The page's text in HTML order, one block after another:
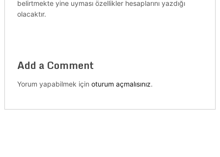
belirtmekte yine uyması özellikler hesaplarını yazdığı
olacaktır.
Add a Comment
Yorum yapabilmek için oturum açmalısınız.